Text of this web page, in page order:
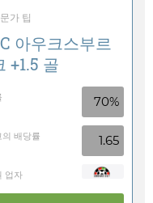
가 팁
아우크스부르
+1.5 골
70%
의 배당률 1.65
업자